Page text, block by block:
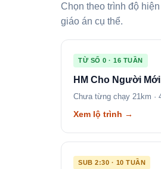
Chọn theo trình độ
giáo án cụ thể.
TỪ SỐ 0 · 16 TUẦN
HM Cho Người
Chưa từng chạy 21km ·
Xem lộ trình →
SUB 2:30 · 10 TUẦN